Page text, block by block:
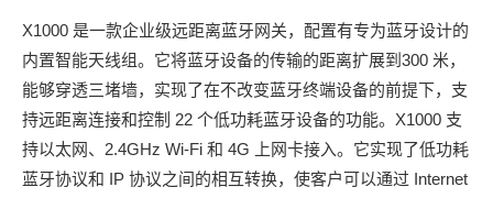
X1000 是一款企业级远距离蓝牙网关，配置有专为蓝牙设计的
内置智能天线组。它将蓝牙设备的传输的距离扩展到300 米，
能够穿透三堵墙，实现了在不改变蓝牙终端设备的前提下，支
持远距离连接和控制 22 个低功耗蓝牙设备的功能。X1000 支
持以太网、2.4GHz Wi-Fi 和 4G 上网卡接入。它实现了低功耗
蓝牙协议和 IP 协议之间的相互转换，使客户可以通过 Internet